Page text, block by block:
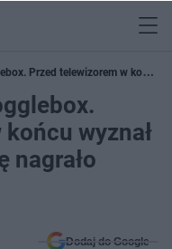
Przed telewizorem w końcu
wyznał
nagrało
Dodaj do Google